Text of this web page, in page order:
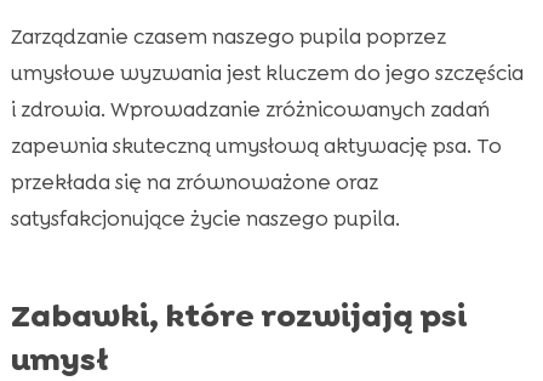
Zarządzanie czasem naszego pupila poprzez
umysłowe wyzwania jest kluczem do jego szczęścia
i zdrowia. Wprowadzanie zróżnicowanych zadań
zapewnia skuteczną umysłową aktywację psa. To
przekłada się na zrównoważone oraz
satysfakcjonujące życie naszego pupila.
Zabawki, które rozwijają psi
umysł